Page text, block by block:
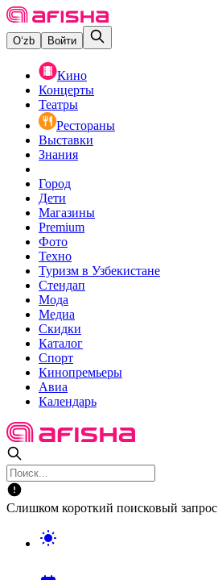
O‘zb Войти
Кино
Концерты
Театры
Рестораны
Выставки
Знания
Город
Дети
Магазины
Premium
Фото
Техно
Туризм в Узбекистане
Стендап
Мода
Медиа
Скидки
Каталог
Спорт
Кинопремьеры
Авиа
Календарь
Слишком короткий поисковый запрос